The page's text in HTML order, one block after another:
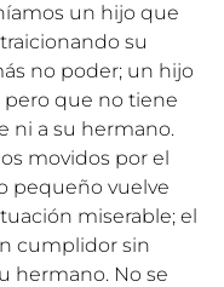
un hijo que
su
no poder; un hijo
que no tiene
ni a su hermano.
movidos por el
pequeño vuelve
miserable; el
cumplidor sin
hermano. No se